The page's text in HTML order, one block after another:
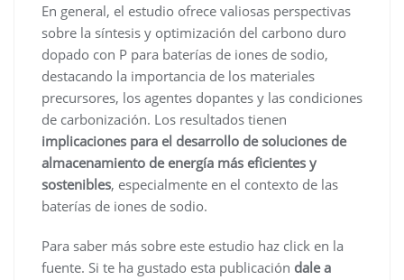
En general, el estudio ofrece valiosas perspectivas
sobre la síntesis y optimización del carbono duro
dopado con P para baterías de iones de sodio,
destacando la importancia de los materiales
precursores, los agentes dopantes y las condiciones
de carbonización. Los resultados tienen
implicaciones para el desarrollo de soluciones de
almacenamiento de energía más eficientes y
sostenibles, especialmente en el contexto de las
baterías de iones de sodio.
Para saber más sobre este estudio haz click en la
fuente. Si te ha gustado esta publicación dale a